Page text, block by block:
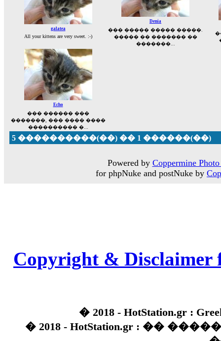
galatea
All your kittens are very sweet. :-)
Denia
��� ����� ����� �����.
����� �� ������� ��
�������...
Echo
��� ������ ���
�������, ��� ���� ����
���������� �...
5 ����������(��) �� 1 ������(��)
Powered by Coppermine
for phpNuke and postNuke by
Copyright & Disclaimer
� 2018 - HotStation.gr :
� 2018 - HotStation.gr : ��